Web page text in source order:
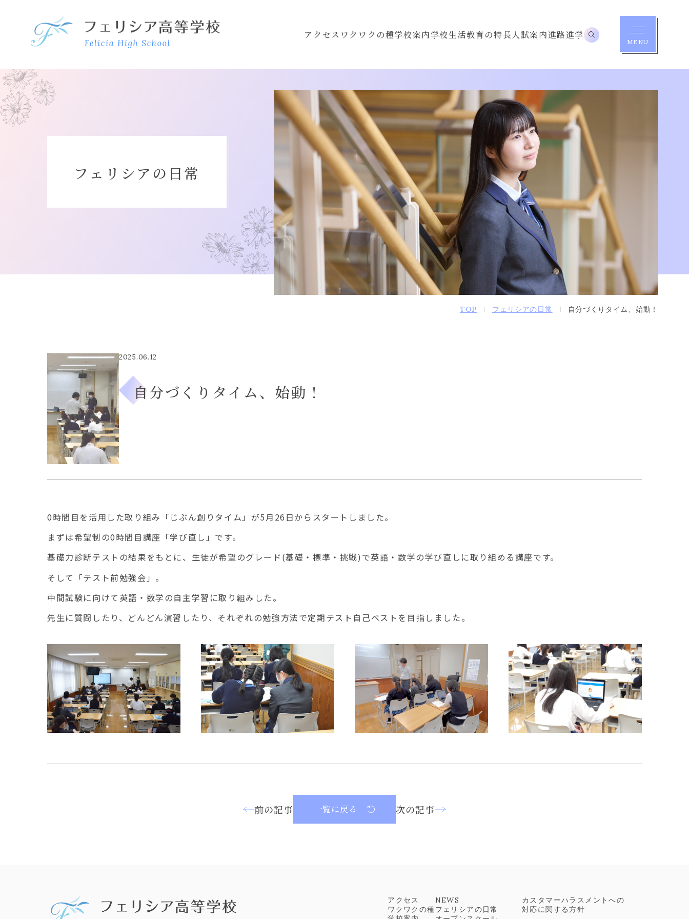
MENU
アクセス ワクワクの種学校案内学校生活教育の特長 入試案内進路進学
フェリシアの日常
TOP フェリシアの日常 自分づくりタイム、始動！
2025.06.12
自分づくりタイム、始動！
0時間目を活用した取り組み「じぶん創りタイム」 が5月26日からスタートしました。
まずは希望制の0時間目講座「学び直し」です。
基礎力診断テストの結果をもとに、生徒が希望のグレード(基礎・標準・挑戦)で英語・ 数学の学び直しに取り組める講座です。
そして「テスト前勉強会」。
中間試験に向けて英語・数学の自主学習に取り組みした。
先生に質問したり、どんどん演習したり、 それぞれの勉強方法で定期テスト自己ベストを目指しました。
前の記事 一覧に戻る 次の記事
アクセス
ワクワクの種
NEWS
フェリシアの日常
カスタマーハラスメントへの
対応に関する方針